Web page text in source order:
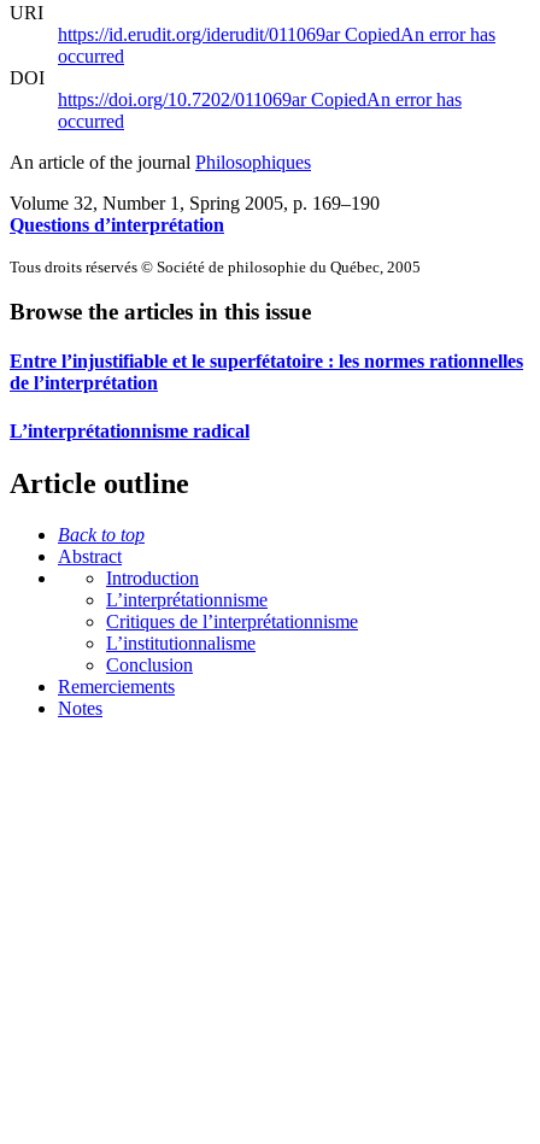
URI
https://id.erudit.org/iderudit/011069arCopiedAn error has
occurred
DOI
https://doi.org/10.7202/011069arCopiedAn error has
occurred
An article of the journal Philosophiques
Volume 32, Number 1, Spring 2005, p. 169–190
Questions d’interprétation
Tous droits réservés © Société de philosophie du Québec, 2005
Browse the articles in this issue
Entre l’injustifiable et le superfétatoire : les normes rationnelles
de l’interprétation
L’interprétationnisme radical
Article outline
Back to top
Abstract
Introduction
L’interprétationnisme
Critiques de l’interprétationnisme
L’institutionnalisme
Conclusion
Remerciements
Notes